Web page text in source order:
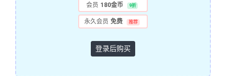
会员 180金币 9折
永久会员 免费 推荐
登录后购买